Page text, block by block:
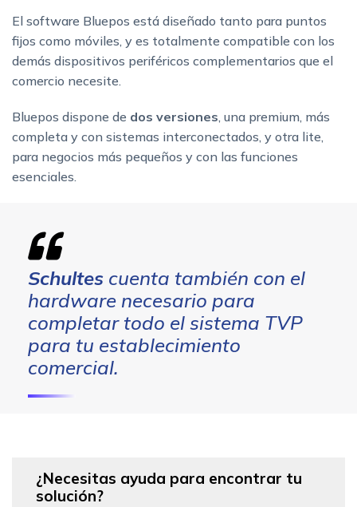
El software Bluepos está diseñado tanto para puntos
fijos como móviles, y es totalmente compatible con los
demás dispositivos periféricos complementarios que el
comercio necesite.
Bluepos dispone de dos versiones, una premium, más
completa y con sistemas interconectados, y otra lite,
para negocios más pequeños y con las funciones
esenciales.
Schultes cuenta también con el
hardware necesario para
completar todo el sistema TVP
para tu establecimiento
comercial.
¿Necesitas ayuda para encontrar tu
solución?